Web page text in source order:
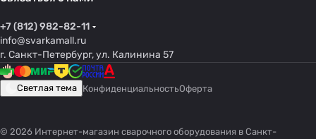
+7 (812) 982-82-11
info@svarkamall.ru
г. Санкт-Петербург, ул. Калинина 57
Светлая тема КонфиденциальностьОферта
© 2026 Интернет-магазин сварочного оборудования в Санкт-